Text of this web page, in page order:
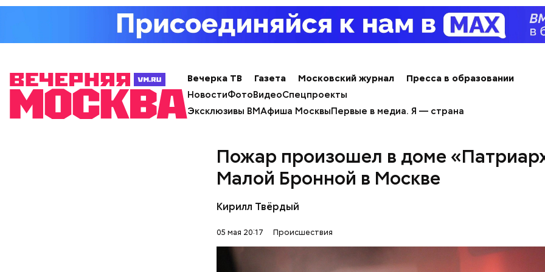
Вечерка ТВ Газета Московский журнал
Пресса в образовании
НовостиФотоВидеоСпецпроекты
Эксклюзивы ВМАфиша МосквыПервые в медиа. Я — страна
Пожар произошел в доме
Малой Бронной в Москве
Кирилл Твёрдый
05 мая 20:17 Происшествия
Play
Видео: пресс-служба ГСУ СК по Московской области